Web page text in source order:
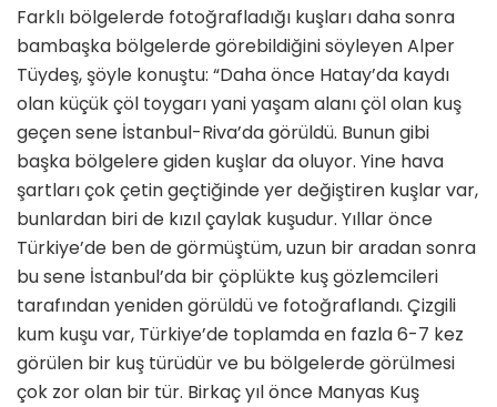
Farklı bölgelerde fotoğrafladığı kuşları daha sonra
bambaşka bölgelerde görebildiğini söyleyen Alper
Tüydeş, şöyle konuştu: “Daha önce Hatay’da kaydı
olan küçük çöl toygarı yani yaşam alanı çöl olan kuş
geçen sene İstanbul-Riva’da görüldü. Bunun gibi
başka bölgelere giden kuşlar da oluyor. Yine hava
şartları çok çetin geçtiğinde yer değiştiren kuşlar var,
bunlardan biri de kızıl çaylak kuşudur. Yıllar önce
Türkiye’de ben de görmüştüm, uzun bir aradan sonra
bu sene İstanbul’da bir çöplükte kuş gözlemcileri
tarafından yeniden görüldü ve fotoğraflandı. Çizgili
kum kuşu var, Türkiye’de toplamda en fazla 6-7 kez
görülen bir kuş türüdür ve bu bölgelerde görülmesi
çok zor olan bir tür. Birkaç yıl önce Manyas Kuş